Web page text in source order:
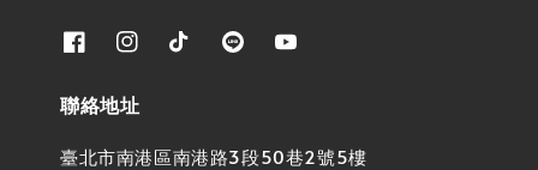
聯絡地址
臺北市南港區南港路3段50巷2號5樓